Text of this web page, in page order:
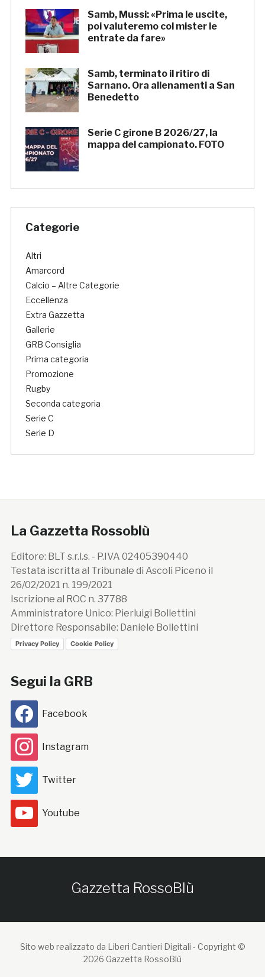
Samb, Mussi: «Prima le uscite,
poi valuteremo col mister le
entrate da fare»
Samb, terminato il ritiro di
Sarnano. Ora allenamenti a San
Benedetto
Serie C girone B 2026/27, la
mappa del campionato. FOTO
Categorie
Altri
Amarcord
Calcio – Altre Categorie
Eccellenza
Extra Gazzetta
Gallerie
GRB Consiglia
Prima categoria
Promozione
Rugby
Seconda categoria
Serie C
Serie D
La Gazzetta Rossoblù
Editore: BLT s.r.l.s. - P.IVA 02405390440
Testata iscritta al Tribunale di Ascoli Piceno il
26/02/2021 n. 199/2021
Iscrizione al ROC n. 37788
Amministratore Unico: Pierluigi Bollettini
Direttore Responsabile: Daniele Bollettini
Privacy Policy Cookie Policy
Segui la GRB
Facebook
Instagram
Twitter
Youtube
Gazzetta RossoBlù
Sito web realizzato da Liberi Cantieri Digitali - Copyright ©
2026 Gazzetta RossoBlù